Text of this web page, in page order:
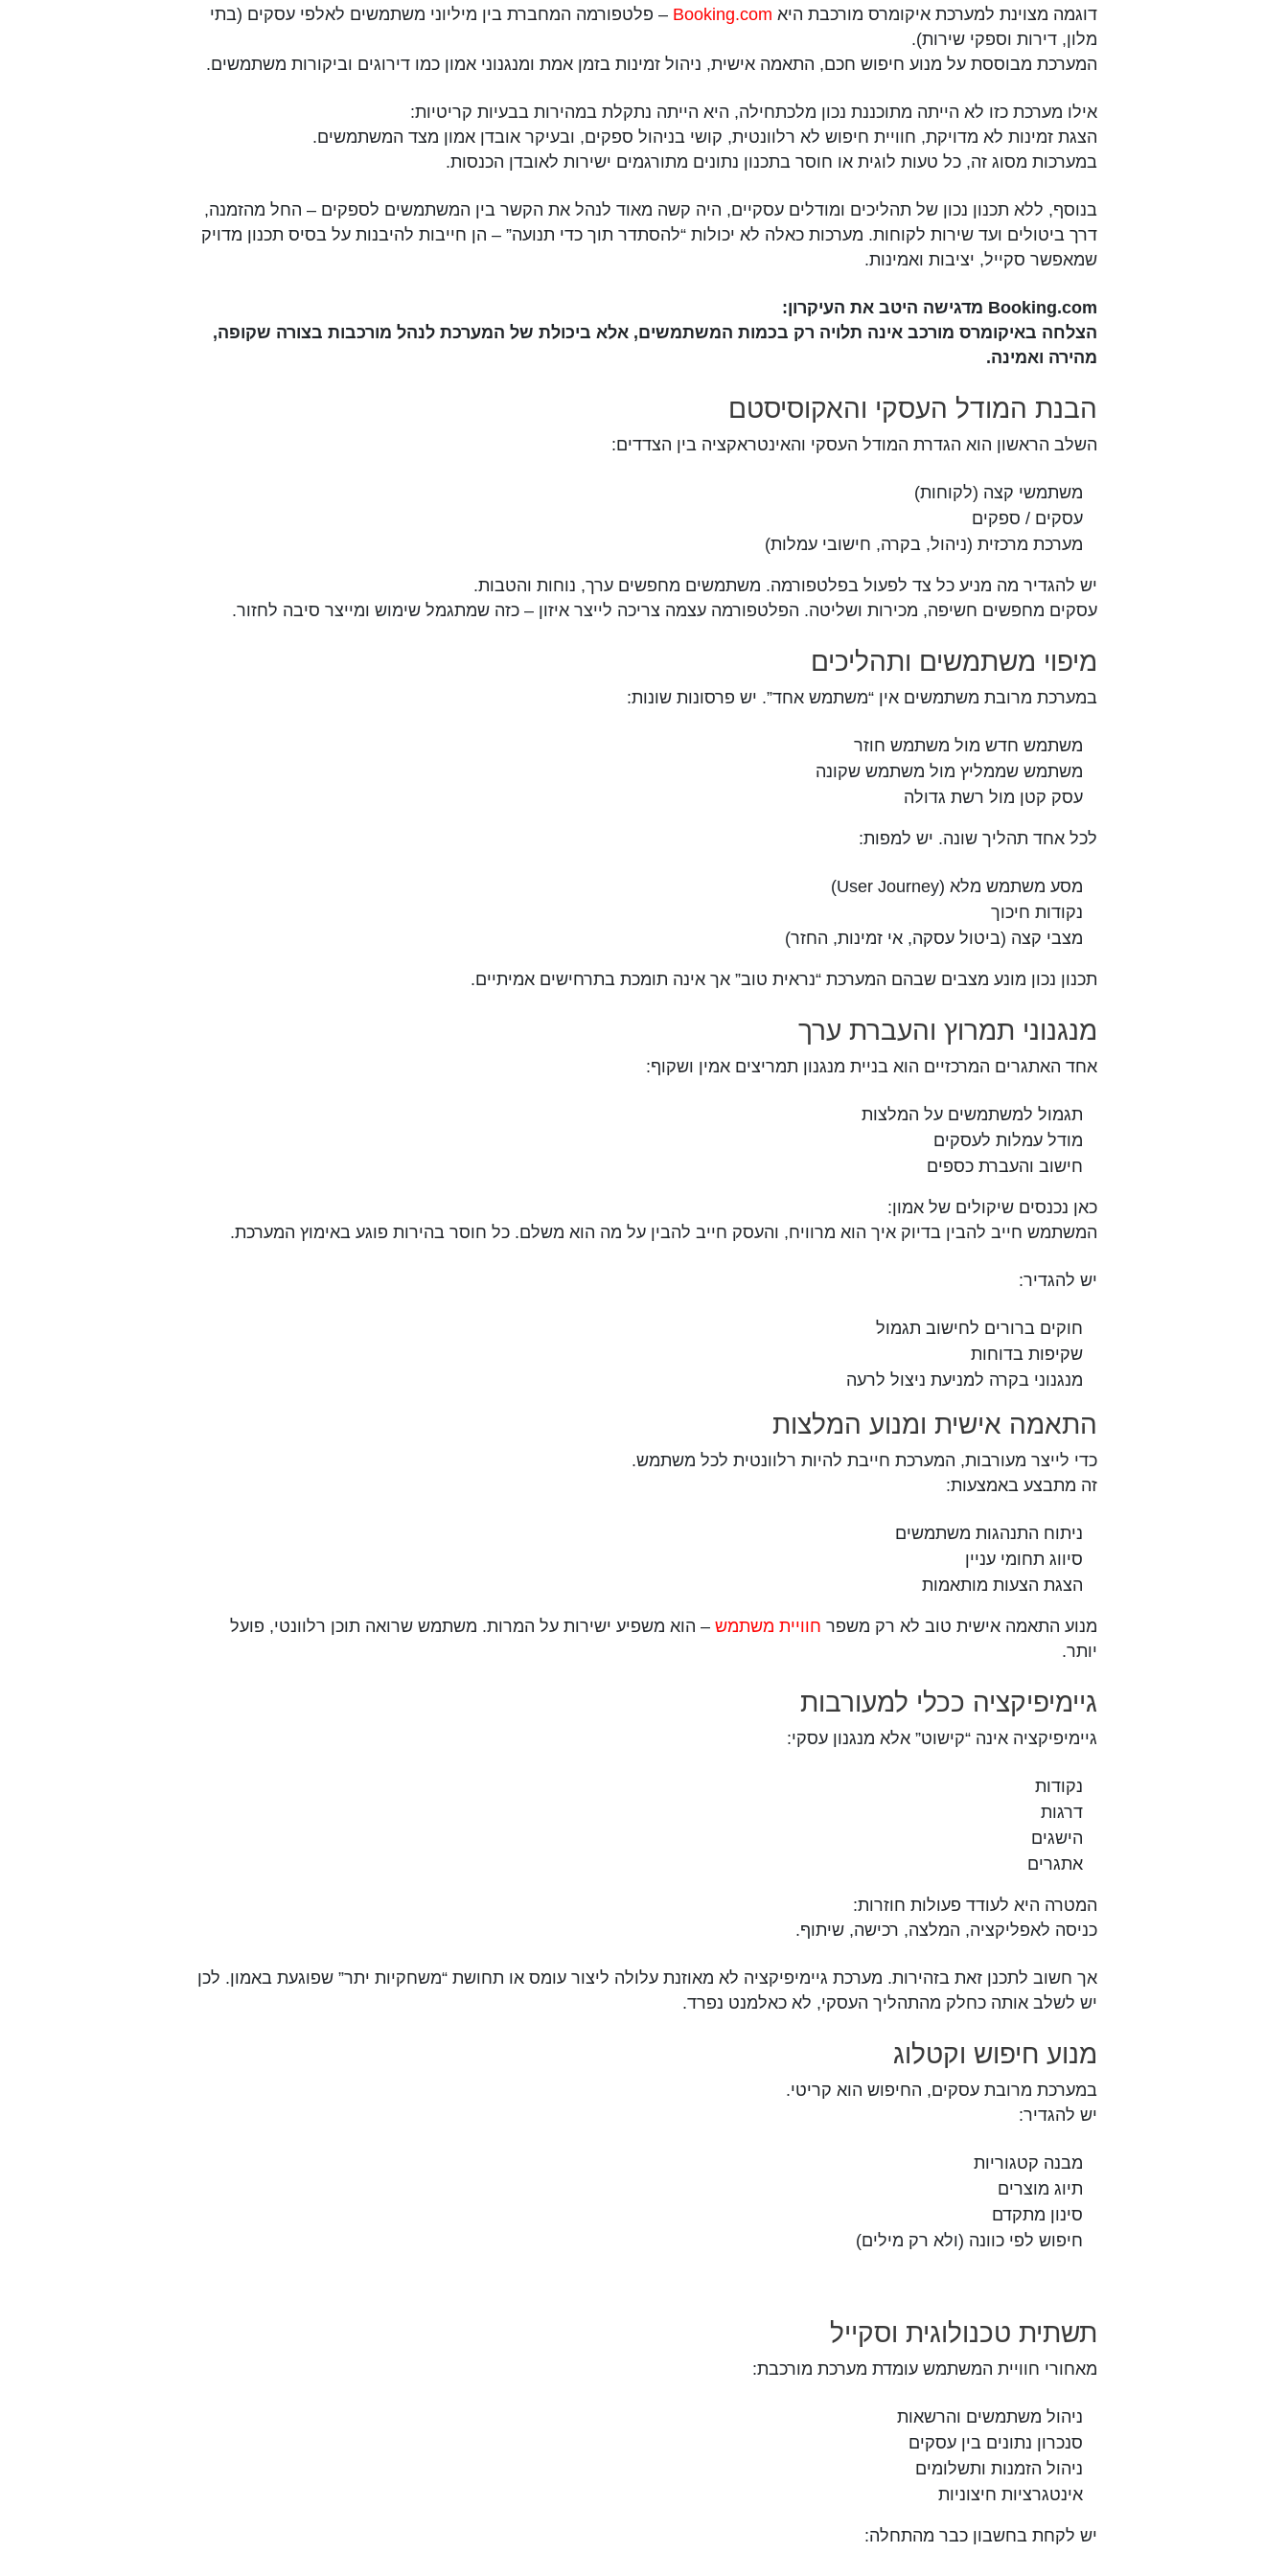
דוגמה מצוינת למערכת איקומרס מורכבת היא Booking.com – פלטפורמה המחברת בין מיליוני משתמשים לאלפי עסקים (בתי
מלון, דירות וספקי שירות).
המערכת מבוססת על מנוע חיפוש חכם, התאמה אישית, ניהול זמינות בזמן אמת ומנגנוני אמון כמו דירוגים וביקורות משתמשים.
אילו מערכת כזו לא הייתה מתוכננת נכון מלכתחילה, היא הייתה נתקלת במהירות בבעיות קריטיות:
הצגת זמינות לא מדויקת, חוויית חיפוש לא רלוונטית, קושי בניהול ספקים, ובעיקר אובדן אמון מצד המשתמשים.
במערכות מסוג זה, כל טעות לוגית או חוסר בתכנון נתונים מתורגמים ישירות לאובדן הכנסות.
בנוסף, ללא תכנון נכון של תהליכים ומודלים עסקיים, היה קשה מאוד לנהל את הקשר בין המשתמשים לספקים – החל מהזמנה,
דרך ביטולים ועד שירות לקוחות. מערכות כאלה לא יכולות “להסתדר תוך כדי תנועה” – הן חייבות להיבנות על בסיס תכנון מדויק
שמאפשר סקייל, יציבות ואמינות.
Booking.com מדגישה היטב את העיקרון:
הצלחה באיקומרס מורכב אינה תלויה רק בכמות המשתמשים, אלא ביכולת של המערכת לנהל מורכבות בצורה שקופה,
מהירה ואמינה.
הבנת המודל העסקי והאקוסיסטם
השלב הראשון הוא הגדרת המודל העסקי והאינטראקציה בין הצדדים:
משתמשי קצה (לקוחות)
עסקים / ספקים
מערכת מרכזית (ניהול, בקרה, חישובי עמלות)
יש להגדיר מה מניע כל צד לפעול בפלטפורמה. משתמשים מחפשים ערך, נוחות והטבות.
עסקים מחפשים חשיפה, מכירות ושליטה. הפלטפורמה עצמה צריכה לייצר איזון – כזה שמתגמל שימוש ומייצר סיבה לחזור.
מיפוי משתמשים ותהליכים
במערכת מרובת משתמשים אין “משתמש אחד”. יש פרסונות שונות:
משתמש חדש מול משתמש חוזר
משתמש שממליץ מול משתמש שקונה
עסק קטן מול רשת גדולה
לכל אחד תהליך שונה. יש למפות:
מסע משתמש מלא (User Journey)
נקודות חיכוך
מצבי קצה (ביטול עסקה, אי זמינות, החזר)
תכנון נכון מונע מצבים שבהם המערכת “נראית טוב” אך אינה תומכת בתרחישים אמיתיים.
מנגנוני תמרוץ והעברת ערך
אחד האתגרים המרכזיים הוא בניית מנגנון תמריצים אמין ושקוף:
תגמול למשתמשים על המלצות
מודל עמלות לעסקים
חישוב והעברת כספים
כאן נכנסים שיקולים של אמון:
המשתמש חייב להבין בדיוק איך הוא מרוויח, והעסק חייב להבין על מה הוא משלם. כל חוסר בהירות פוגע באימוץ המערכת.
יש להגדיר:
חוקים ברורים לחישוב תגמול
שקיפות בדוחות
מנגנוני בקרה למניעת ניצול לרעה
התאמה אישית ומנוע המלצות
כדי לייצר מעורבות, המערכת חייבת להיות רלוונטית לכל משתמש.
זה מתבצע באמצעות:
ניתוח התנהגות משתמשים
סיווג תחומי עניין
הצגת הצעות מותאמות
מנוע התאמה אישית טוב לא רק משפר חוויית משתמש – הוא משפיע ישירות על המרות. משתמש שרואה תוכן רלוונטי, פועל
יותר.
גיימיפיקציה ככלי למעורבות
גיימיפיקציה אינה “קישוט” אלא מנגנון עסקי:
נקודות
דרגות
הישגים
אתגרים
המטרה היא לעודד פעולות חוזרות:
כניסה לאפליקציה, המלצה, רכישה, שיתוף.
אך חשוב לתכנן זאת בזהירות. מערכת גיימיפיקציה לא מאוזנת עלולה ליצור עומס או תחושת “משחקיות יתר” שפוגעת באמון. לכן
יש לשלב אותה כחלק מהתהליך העסקי, לא כאלמנט נפרד.
מנוע חיפוש וקטלוג
במערכת מרובת עסקים, החיפוש הוא קריטי.
יש להגדיר:
מבנה קטגוריות
תיוג מוצרים
סינון מתקדם
חיפוש לפי כוונה (ולא רק מילים)
תשתית טכנולוגית וסקייל
מאחורי חוויית המשתמש עומדת מערכת מורכבת:
ניהול משתמשים והרשאות
סנכרון נתונים בין עסקים
ניהול הזמנות ותשלומים
אינטגרציות חיצוניות
יש לקחת בחשבון כבר מהתחלה: